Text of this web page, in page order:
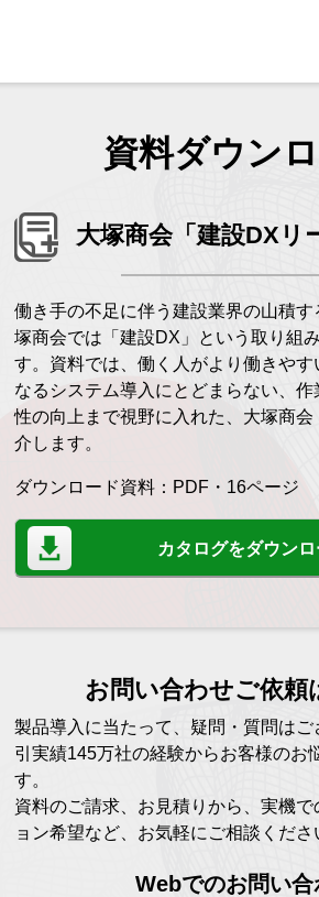
資料ダウン
大塚商会「建設DXリ
働き手の不足に伴う建設業界の山積
塚商会では「建設DX」という取り組
す。資料では、働く人がより働きや
なるシステム導入にとどまらない、
性の向上まで視野に入れた、大塚商
介します。
ダウンロード資料：PDF・16ページ
カタログをダウン
お問い合わせご依頼
製品導入に当たって、疑問・質問はご
引実績145万社の経験からお客様のお
す。
資料のご請求、お見積りから、実機
ョン希望など、お気軽にご相談くださ
Webでのお問い合